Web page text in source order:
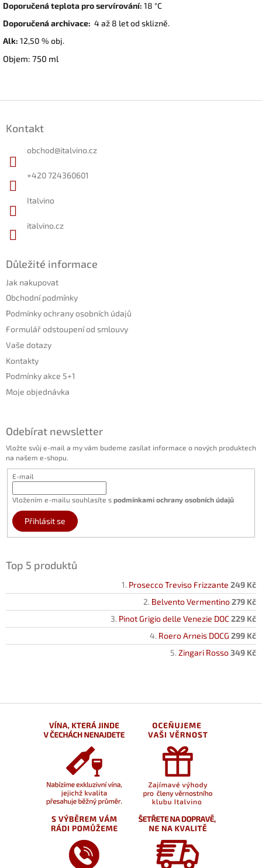
Doporučená teplota pro servírování: 18 °C
Doporučená archivace: 4 až 8 let od sklizně.
Alk: 12,50 % obj.
Objem: 750 ml
Kontakt
obchod@italvino.cz
+420 724360601
Italvino
italvino.cz
Důležité informace
Jak nakupovat
Obchodní podmínky
Podmínky ochrany osobních údajů
Formulář odstoupení od smlouvy
Vaše dotazy
Kontakty
Podmínky akce 5+1
Moje objednávka
Odebírat newsletter
Vložte svůj e-mail a my vám budeme zasílat informace o nových produktech
na našem e-shopu.
E-mail
Vložením e-mailu souhlasíte s podmínkami ochrany osobních údajů
Přihlásit se
Top 5 produktů
Prosecco Treviso Frizzante 249 Kč
Belvento Vermentino279 Kč
Pinot Grigio delle Venezie DOC229 Kč
Roero Arneis DOCG 299 Kč
Zingari Rosso349 Kč